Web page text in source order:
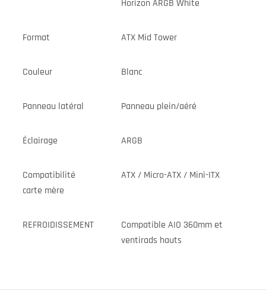
Horizon ARGB White
Format ATX Mid Tower
Couleur Blanc
Panneau latéral Panneau plein/aéré
Éclairage ARGB
Compatibilité
carte mère
ATX / Micro-ATX / Mini-ITX
REFROIDISSEMENT
Compatible AIO 360mm et
ventirads hauts